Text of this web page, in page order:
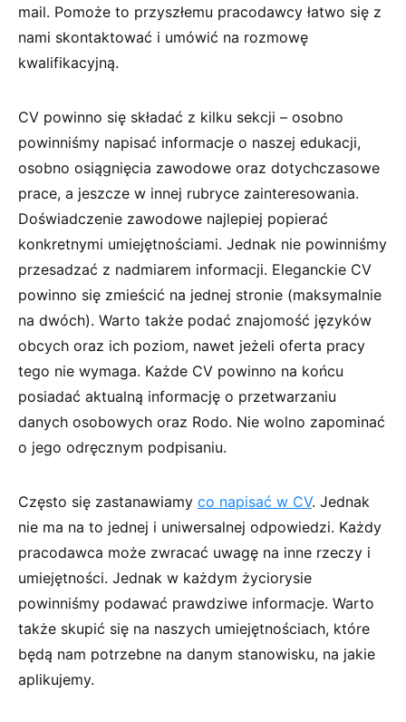
mail. Pomoże to przyszłemu pracodawcy łatwo się z
nami skontaktować i umówić na rozmowę
kwalifikacyjną.
CV powinno się składać z kilku sekcji – osobno
powinniśmy napisać informacje o naszej edukacji,
osobno osiągnięcia zawodowe oraz dotychczasowe
prace, a jeszcze w innej rubryce zainteresowania.
Doświadczenie zawodowe najlepiej popierać
konkretnymi umiejętnościami. Jednak nie powinniśmy
przesadzać z nadmiarem informacji. Eleganckie CV
powinno się zmieścić na jednej stronie (maksymalnie
na dwóch). Warto także podać znajomość języków
obcych oraz ich poziom, nawet jeżeli oferta pracy
tego nie wymaga. Każde CV powinno na końcu
posiadać aktualną informację o przetwarzaniu
danych osobowych oraz Rodo. Nie wolno zapominać
o jego odręcznym podpisaniu.
Często się zastanawiamy co napisać w CV. Jednak
nie ma na to jednej i uniwersalnej odpowiedzi. Każdy
pracodawca może zwracać uwagę na inne rzeczy i
umiejętności. Jednak w każdym życiorysie
powinniśmy podawać prawdziwe informacje. Warto
także skupić się na naszych umiejętnościach, które
będą nam potrzebne na danym stanowisku, na jakie
aplikujemy.